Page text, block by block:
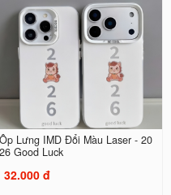
Ốp Lưng IMD Đổi Màu Laser - 20
26 Good Luck
32.000 đ